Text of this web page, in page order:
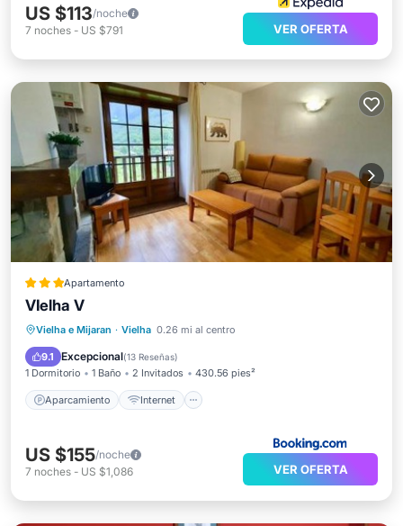
US $113/noche
7 noches - US $791 VER OFERTA
Apartamento
VIelha V
Vielha e Mijaran · Vielha 0.26 mi al centro
9.1 Excepcional(13 Reseñas)
1 Dormitorio 1 Baño 2 Invitados 430.56 pies²
Aparcamiento Internet
Aparcamiento
Internet
Apto para niños
US $155/noche
7 noches - US $1,086 VER OFERTA